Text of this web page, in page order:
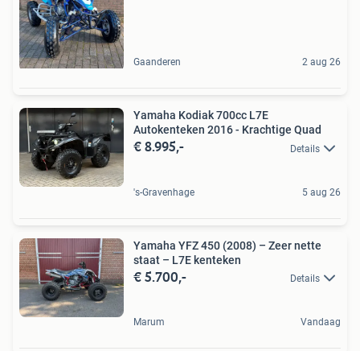
Gaanderen 2 aug 26
Yamaha Kodiak 700cc L7E
Autokenteken 2016 - Krachtige Quad
€ 8.995,- Details
's-Gravenhage 5 aug 26
Yamaha YFZ 450 (2008) – Zeer nette
staat – L7E kenteken
€ 5.700,- Details
Marum Vandaag